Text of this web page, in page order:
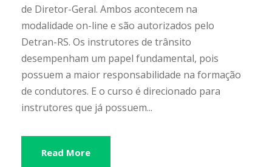
de Diretor-Geral. Ambos acontecem na
modalidade on-line e são autorizados pelo
Detran-RS. Os instrutores de trânsito
desempenham um papel fundamental, pois
possuem a maior responsabilidade na formação
de condutores. E o curso é direcionado para
instrutores que já possuem...
Read More